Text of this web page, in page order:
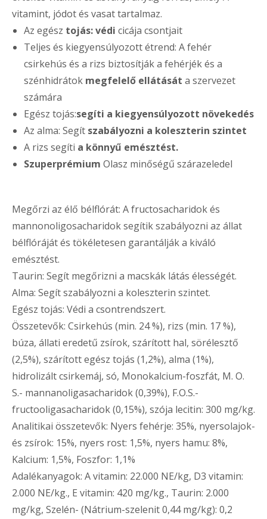
vitamint, jódot és vasat tartalmaz.
Az egész tojás: védi cicája csontjait
Teljes és kiegyensúlyozott étrend: A fehér
csirkehús és a rizs biztosítják a fehérjék és a
szénhidrátok megfelelő ellátását a szervezet
számára
Egész tojás:segíti a kiegyensúlyozott növekedés
Az alma: Segít szabályozni a koleszterin szintet
A rizs segíti a könnyű emésztést.
Szuperprémium Olasz minőségű szárazeledel
Megőrzi az élő bélflórát: A fructosacharidok és
mannonoligosacharidok segítik szabályozni az állat
bélflóráját és tökéletesen garantálják a kiváló
emésztést.
Taurin: Segít megőrizni a macskák látás élességét.
Alma: Segít szabályozni a koleszterin szintet.
Egész tojás: Védi a csontrendszert.
Összetevők: Csirkehús (min. 24 %), rizs (min. 17 %),
búza, állati eredetű zsírok, szárított hal, sörélesztő
(2,5%), szárított egész tojás (1,2%), alma (1%),
hidrolizált csirkemáj, só, Monokalcium-foszfát, M. O.
S.- mannanoligasacharidok (0,39%), F.O.S.-
fructooligasacharidok (0,15%), szója lecitin: 300 mg/kg.
Analitikai összetevők: Nyers fehérje: 35%, nyersolajok-
és zsírok: 15%, nyers rost: 1,5%, nyers hamu: 8%,
Kalcium: 1,5%, Foszfor: 1,1%
Adalékanyagok: A vitamin: 22.000 NE/kg, D3 vitamin:
2.000 NE/kg., E vitamin: 420 mg/kg., Taurin: 2.000
mg/kg, Szelén- (Nátrium-szelenit 0,44 mg/kg): 0,2